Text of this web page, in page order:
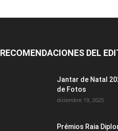
RECOMENDACIONES DEL
Jantar de Natal
de Fotos
diciembre 19, 2025
Prémios Raia